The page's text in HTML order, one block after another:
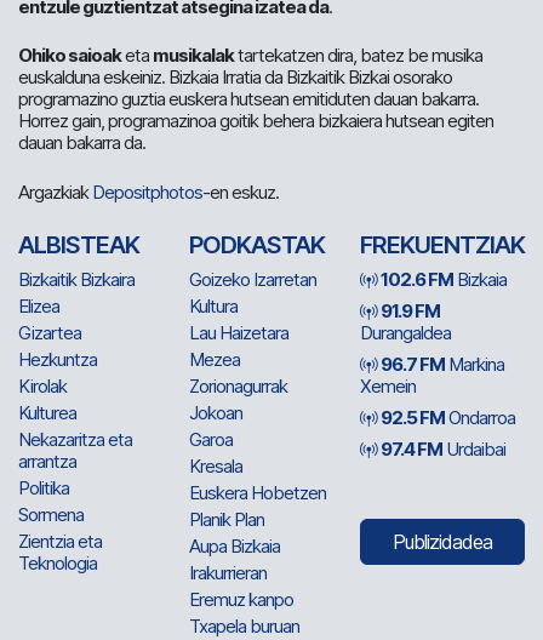
entzule guztientzat atsegina izatea da.
Ohiko saioaketa musikalaktartekatzen dira, batez be musika
euskalduna eskeiniz. Bizkaia Irratia da Bizkaitik Bizkai osorako
programazino guztia euskera hutsean emitiduten dauan bakarra.
Horrez gain, programazinoa goitik behera bizkaiera hutsean egiten
dauan bakarra da.
ArgazkiakDepositphotos-en eskuz.
ALBISTEAK
Bizkaitik Bizkaira
Elizea
Gizartea
Hezkuntza
Kirolak
Kulturea
Nekazaritza eta
arrantza
Politika
Sormena
Zientzia eta
Teknologia
PODKASTAK
Goizeko Izarretan
Kultura
Lau Haizetara
Mezea
Zorionagurrak
Jokoan
Garoa
Kresala
Euskera Hobetzen
Planik Plan
Aupa Bizkaia
Irakurrieran
Eremuz kanpo
Txapela buruan
FREKUENTZIAK
102.6 FM Bizkaia
91.9 FM
Durangaldea
96.7 FM Markina
Xemein
92.5 FMOndarroa
97.4 FM Urdaibai
Publizidadea